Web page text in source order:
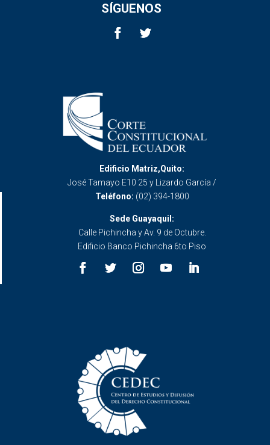
SÍGUENOS
Edificio Matriz,Quito:
José Tamayo E10 25 y Lizardo García /
Teléfono: (02) 394-1800
Sede Guayaquil:
Calle Pichincha y Av. 9 de Octubre.
Edificio Banco Pichincha 6to Piso